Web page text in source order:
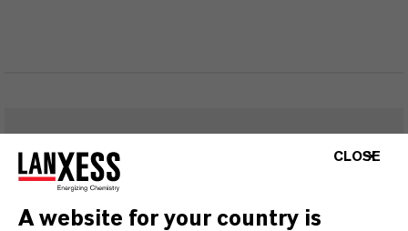
FAQ FÜR ALLE EISENOXID-
PRODUKTE
CLOSE
A website for your country is